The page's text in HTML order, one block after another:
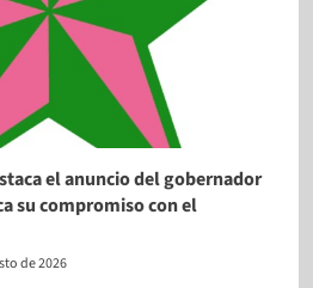
el anuncio del gobernador
su compromiso con el
de 2026